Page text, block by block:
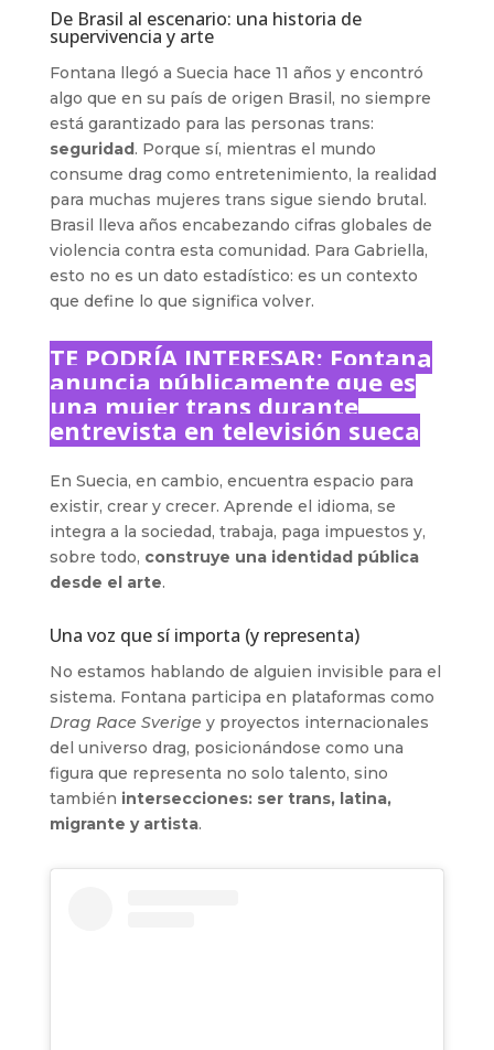
De Brasil al escenario: una historia de
supervivencia y arte
Fontana llegó a Suecia hace 11 años y encontró
algo que en su país de origen Brasil, no siempre
está garantizado para las personas trans:
seguridad. Porque sí, mientras el mundo
consume drag como entretenimiento, la realidad
para muchas mujeres trans sigue siendo brutal.
Brasil lleva años encabezando cifras globales de
violencia contra esta comunidad. Para Gabriella,
esto no es un dato estadístico: es un contexto
que define lo que significa volver.
TE PODRÍA INTERESAR: Fontana
anuncia públicamente que es
una mujer trans durante
entrevista en televisión sueca
En Suecia, en cambio, encuentra espacio para
existir, crear y crecer. Aprende el idioma, se
integra a la sociedad, trabaja, paga impuestos y,
sobre todo, construye una identidad pública
desde el arte.
Una voz que sí importa (y representa)
No estamos hablando de alguien invisible para el
sistema. Fontana participa en plataformas como
Drag Race Sverige y proyectos internacionales
del universo drag, posicionándose como una
figura que representa no solo talento, sino
también intersecciones: ser trans, latina,
migrante y artista.